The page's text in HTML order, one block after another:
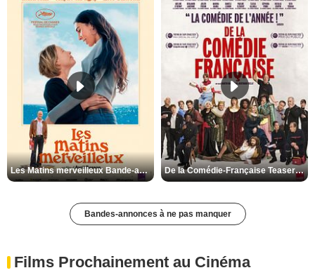
Les Matins merveilleux Bande-annonce VF De la Comédie-Française Teaser VF
Bandes-annonces à ne pas manquer
Films Prochainement au Cinéma